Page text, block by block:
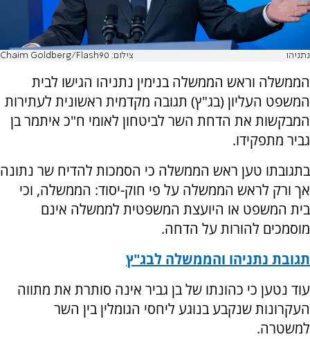
נתניהו צילום: Chaim Goldberg/Flash90
הממשלה וראש הממשלה בנימין נתניהו הגישו לבית
המשפט העליון (בג"ץ) תגובה מקדמית ראשונית לעתירות
המבקשות את הדחת השר לביטחון לאומי ח"כ איתמר בן
גביר מתפקידו.
בתגובתו טען ראש הממשלה כי הסמכות להדיח שר נתונה
אך ורק לראש הממשלה על פי חוק-יסוד: הממשלה, וכי
בית המשפט או היועצת המשפטית לממשלה אינם
מוסמכים להורות על הדחה.
תגובת נתניהו והממשלה לבג"ץ
עוד נטען כי כהונתו של בן גביר אינה סותרת את מתווה
העקרונות שנקבע בנוגע ליחסי הגומלין בין השר
למשטרה.